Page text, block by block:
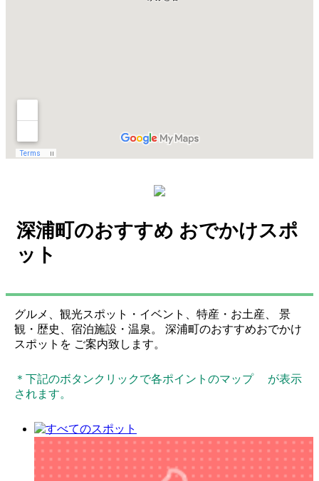
深浦町のおすすめ おでかけスポ
ット
グルメ、観光スポット・イベント、特産・お土産、 景
観・歴史、宿泊施設・温泉。 深浦町のおすすめおでかけ
スポットを ご案内致します。
＊下記のボタンクリックで各ポイントのマップ が表示
されます。